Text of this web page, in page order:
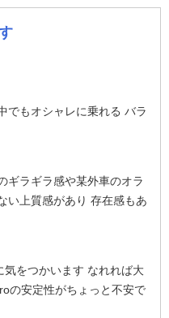
でもオシャレに乗れる バラ
ギラギラ感や某外車のオラ
い上質感があり 存在感もあ
をつかいます なれれば大
の安定性がちょっと不安で